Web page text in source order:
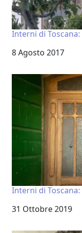
Interni di
Data
8 Agosto 2017
Interni di
Data
31 Ottobre 2019